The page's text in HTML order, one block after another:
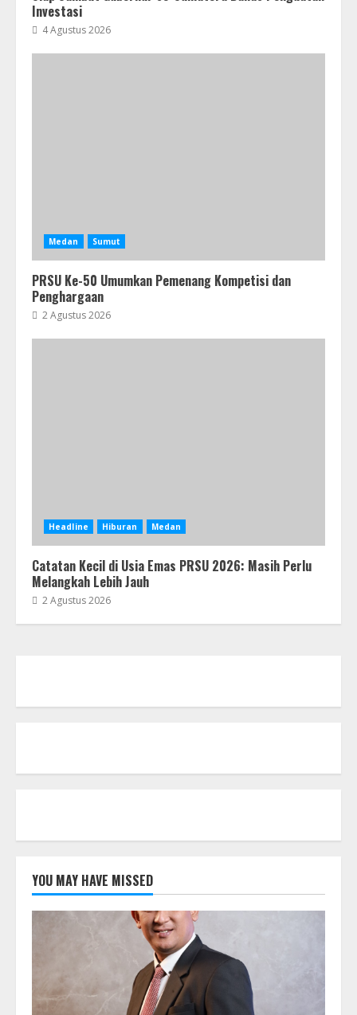
Investasi
4 Agustus 2026
Medan Sumut
PRSU Ke-50 Umumkan Pemenang Kompetisi dan
Penghargaan
2 Agustus 2026
Headline Hiburan Medan
Catatan Kecil di Usia Emas PRSU 2026: Masih Perlu
Melangkah Lebih Jauh
2 Agustus 2026
YOU MAY HAVE MISSED